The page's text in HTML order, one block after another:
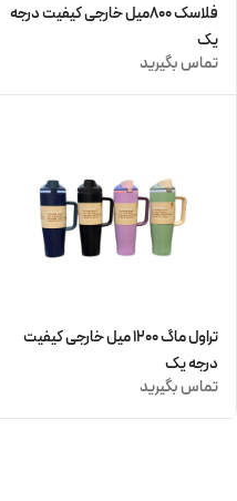
فلاسک ۸۰۰میل خارجی کیفیت درجه
یک
تماس بگیرید
تراول ماگ ۱۲۰۰ میل خارجی کیفیت
درجه یک
تماس بگیرید